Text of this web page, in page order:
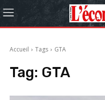
Accueil Tags GTA
Tag: GTA